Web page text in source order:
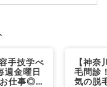
手技学べ
金曜日
仕事◎
【神
毛問診
気の脱